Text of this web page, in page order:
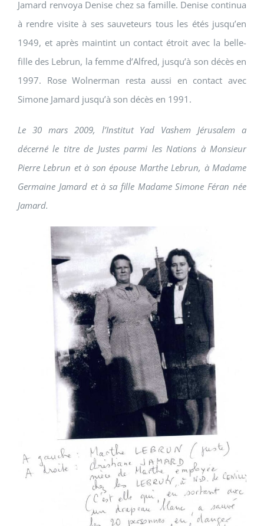
Jamard renvoya Denise chez sa famille. Denise continua
à rendre visite à ses sauveteurs tous les étés jusqu’en
1949, et après maintint un contact étroit avec la belle-
fille des Lebrun, la femme d’Alfred, jusqu’à son décès en
1997. Rose Wolnerman resta aussi en contact avec
Simone Jamard jusqu’à son décès en 1991.
Le 30 mars 2009, l’Institut Yad Vashem Jérusalem a
décerné le titre de Justes parmi les Nations à Monsieur
Pierre Lebrun et à son épouse Marthe Lebrun, à Madame
Germaine Jamard et à sa fille Madame Simone Féran née
Jamard.